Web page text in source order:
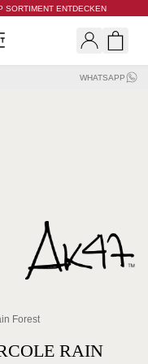
SORTIMENT ENTDECKEN
WHATSAPP
Forest
RAIN